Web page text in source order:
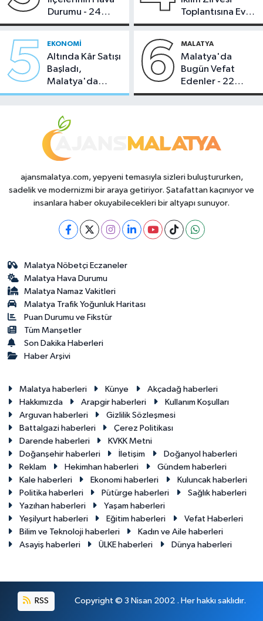
Durumu - 24
Temmuz 2026
Toplantısına Ev
Sahipliği Yaptı
5 EKONOMI
Altında Kâr Satışı
Başladı,
Malatya'da
Makas Ne
6 MALATYA
Malatya'da
Bugün Vefat
Edenler - 22
Temmuz 2026
ajansmalatya.com, yepyeni temasıyla sizleri buluştururken,
sadelik ve modernizmi bir araya getiriyor. Şatafattan kaçınıyor ve
insanlara haber okuyabilecekleri bir altyapı sunuyor.
Malatya Nöbetçi Eczaneler
Malatya Hava Durumu
Malatya Namaz Vakitleri
Malatya Trafik Yoğunluk Haritası
Puan Durumu ve Fikstür
Tüm Manşetler
Son Dakika Haberleri
Haber Arşivi
Malatya haberleri Künye
Akçadağ haberleri
Hakkımızda
Arapgir haberleri
Kullanım Koşulları
Arguvan haberleri
Gizlilik Sözleşmesi
Battalgazi haberleri
Çerez Politikası
Darende haberleri
KVKK Metni
Doğanşehir haberleri
İletişim
Doğanyol haberleri
Reklam
Hekimhan haberleri
Gündem haberleri
Kale haberleri
Ekonomi haberleri
Kuluncak haberleri
Politika haberleri
Pütürge haberleri
Sağlık haberleri
Yazıhan haberleri
Yaşam haberleri
Yeşilyurt haberleri
Eğitim haberleri
Vefat Haberleri
Bilim ve Teknoloji haberleri
Kadın ve Aile haberleri
Asayiş haberleri
ÜLKE haberleri Dünya haberleri
RSS Copyright © 3 Nisan 2002 . Her hakkı saklıdır.